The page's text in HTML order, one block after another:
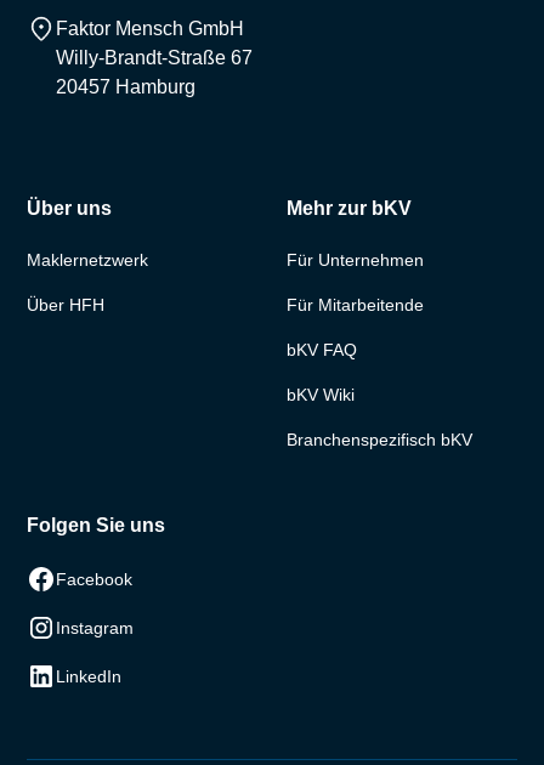
Faktor Mensch GmbH
Willy-Brandt-Straße 67
20457 Hamburg
Über uns
Maklernetzwerk
Über HFH
Mehr zur bKV
Für Unternehmen
Für Mitarbeitende
bKV FAQ
bKV Wiki
Branchenspezifisch bKV
Folgen Sie uns
Facebook
Instagram
LinkedIn